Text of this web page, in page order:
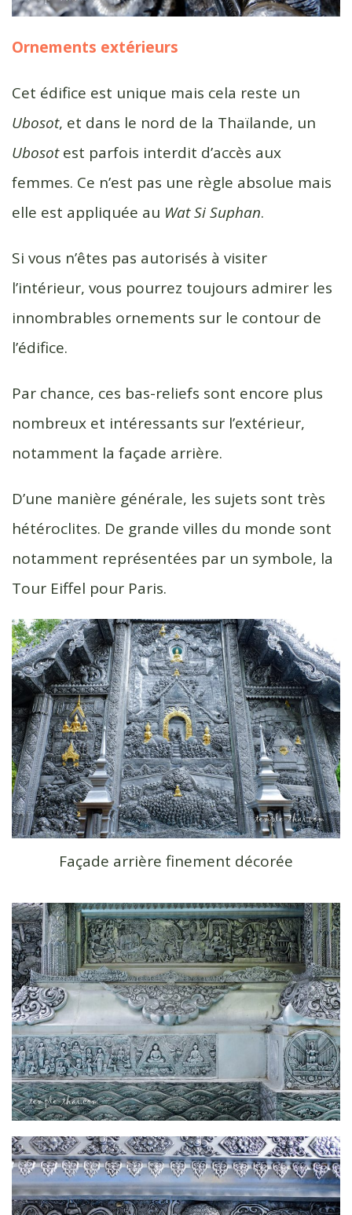
Ornements extérieurs
Cet édifice est unique mais cela reste un
Ubosot, et dans le nord de la Thaïlande, un
Ubosotest parfois interdit d’accès aux
femmes. Ce n’est pas une règle absolue mais
elle est appliquée au Wat Si Suphan.
Si vous n’êtes pas autorisés à visiter
l’intérieur, vous pourrez toujours admirer les
innombrables ornements sur le contour de
l’édifice.
Par chance, ces bas-reliefs sont encore plus
nombreux et intéressants sur l’extérieur,
notamment la façade arrière.
D’une manière générale, les sujets sont très
hétéroclites. De grande villes du monde sont
notamment représentées par un symbole, la
Tour Eiffel pour Paris.
Façade arrière finement décorée